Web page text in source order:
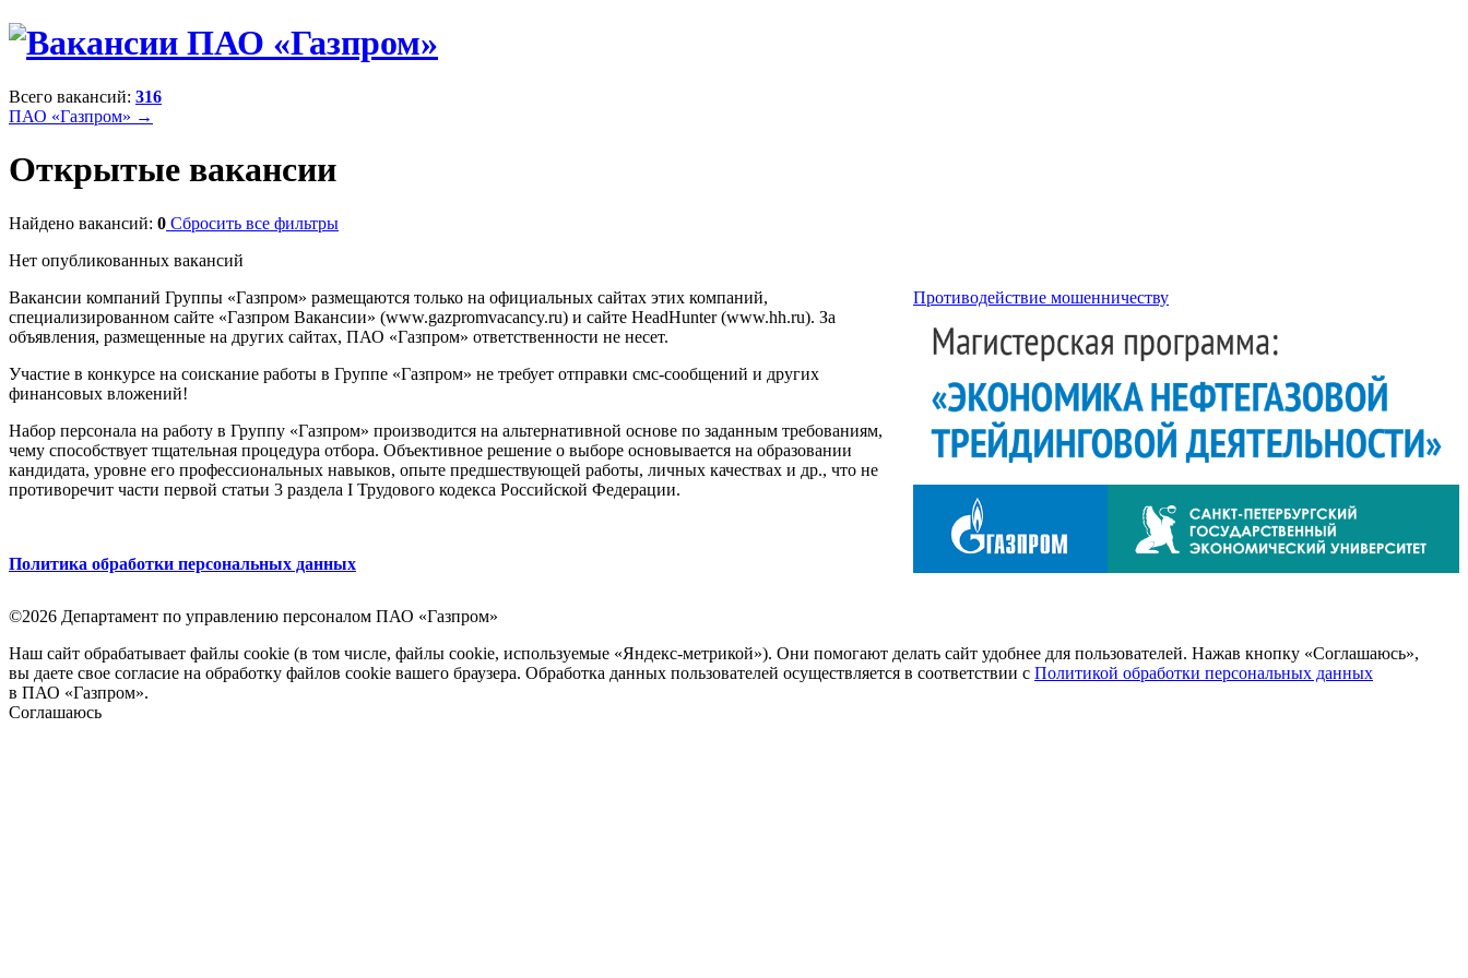
Всего вакансий: 316
ПАО «Газпром» →
Открытые вакансии
Найдено вакансий: 0 Сбросить все фильтры
Нет опубликованных вакансий
Противодействие мошенничеству
Вакансии компаний Группы «Газпром» размещаются только на официальных сайтах этих компаний,
специализированном сайте «Газпром Вакансии» (www.gazpromvacancy.ru) и сайте HeadHunter (www.hh.ru). За
объявления, размещенные на других сайтах, ПАО «Газпром» ответственности не несет.
Участие в конкурсе на соискание работы в Группе «Газпром» не требует отправки смс-сообщений и других
финансовых вложений!
Набор персонала на работу в Группу «Газпром» производится на альтернативной основе по заданным требованиям,
чему способствует тщательная процедура отбора. Объективное решение о выборе основывается на образовании
кандидата, уровне его профессиональных навыков, опыте предшествующей работы, личных качествах и др., что не
противоречит части первой статьи 3 раздела I Трудового кодекса Российской Федерации.
Политика обработки персональных данных
©2026 Департамент по управлению персоналом ПАО «Газпром»
Наш сайт обрабатывает файлы cookie (в том числе, файлы cookie, используемые «Яндекс-метрикой»). Они помогают делать сайт удобнее для пользователей. Нажав кнопку «Соглашаюсь»,
вы даете свое согласие на обработку файлов cookie вашего браузера. Обработка данных пользователей осуществляется в соответствии с Политикой обработки персональных данных
в ПАО «Газпром».
Соглашаюсь